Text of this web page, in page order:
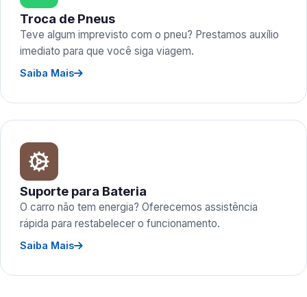
Troca de Pneus
Teve algum imprevisto com o pneu? Prestamos auxílio
imediato para que você siga viagem.
Saiba Mais
Suporte para Bateria
O carro não tem energia? Oferecemos assistência
rápida para restabelecer o funcionamento.
Saiba Mais